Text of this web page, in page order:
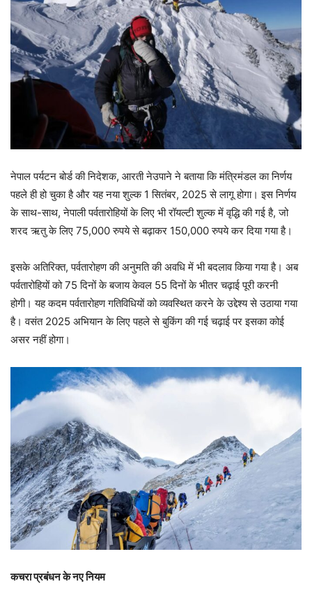
नेपाल पर्यटन बोर्ड की निदेशक, आरती नेउपाने ने बताया कि मंत्रिमंडल का निर्णय
पहले ही हो चुका है और यह नया शुल्क 1 सितंबर, 2025 से लागू होगा। इस निर्णय
के साथ-साथ, नेपाली पर्वतारोहियों के लिए भी रॉयल्टी शुल्क में वृद्धि की गई है, जो
शरद ऋतु के लिए 75,000 रुपये से बढ़ाकर 150,000 रुपये कर दिया गया है।
इसके अतिरिक्त, पर्वतारोहण की अनुमति की अवधि में भी बदलाव किया गया है। अब
पर्वतारोहियों को 75 दिनों के बजाय केवल 55 दिनों के भीतर चढ़ाई पूरी करनी
होगी। यह कदम पर्वतारोहण गतिविधियों को व्यवस्थित करने के उद्देश्य से उठाया गया
है। वसंत 2025 अभियान के लिए पहले से बुकिंग की गई चढ़ाई पर इसका कोई
असर नहीं होगा।
कचरा प्रबंधन के नए नियम